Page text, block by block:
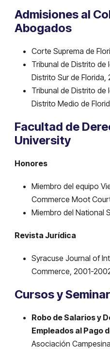
Admisiones al
Abogados
Corte Suprema de
Tribunal de Distrito de
Distrito Sur de Florida,
Tribunal de Distrito de
Distrito Medio de
Facultad de
University
Honores
Miembro del equipo
Commerce Moot
Miembro del National
Revista Jurídica
Syracuse Journal of
Commerce, 2001-
Cursos y
Robo de Salarios y
Empleados al Pago
Asociación